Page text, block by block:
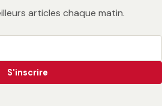
articles chaque matin.
S'inscrire